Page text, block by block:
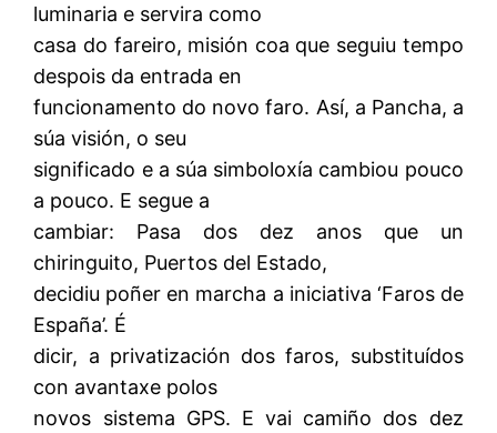
luminaria e servira como
casa do fareiro, misión coa que seguiu tempo
despois da entrada en
funcionamento do novo faro. Así, a Pancha, a
súa visión, o seu
significado e a súa simboloxía cambiou pouco
a pouco. E segue a
cambiar: Pasa dos dez anos que un
chiringuito, Puertos del Estado,
decidiu poñer en marcha a iniciativa ‘Faros de
España’. É
dicir, a privatización dos faros, substituídos
con avantaxe polos
novos sistema GPS. E vai camiño dos dez